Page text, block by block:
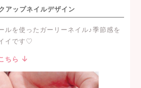
アップネイルデザイン
ルを使ったガーリーネイル♪季節感を
イです♡
ちら